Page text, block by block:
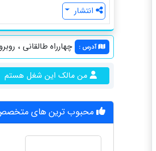
انتشار
آدرس : چهارراه طالقانی ،
من مالک این شغل هستم
محبوب ترین های